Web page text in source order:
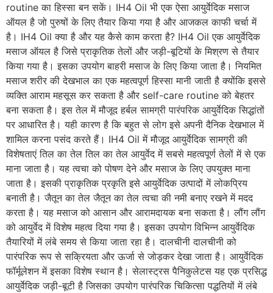
routine का हिस्सा बन सकें। IH4 Oil भी एक ऐसा आयुर्वेदिक मसाज
ऑयल है जो पुरुषों के लिए तैयार किया गया है और आजकल काफी चर्चा में
है। IH4 Oil क्या है और यह कैसे काम करता है? IH4 Oil एक आयुर्वेदिक
मसाज ऑयल है जिसे प्राकृतिक तेलों और जड़ी-बूटियों के मिश्रण से तैयार
किया गया है। इसका उपयोग बाहरी मसाज के लिए किया जाता है। नियमित
मसाज शरीर की देखभाल का एक महत्वपूर्ण हिस्सा मानी जाती है क्योंकि इससे
व्यक्ति आराम महसूस कर सकता है और self-care routine को बेहतर
बना सकता है। इस तेल में मौजूद हर्बल सामग्री पारंपरिक आयुर्वेदिक सिद्धांतों
पर आधारित है। यही कारण है कि बहुत से लोग इसे अपनी दैनिक देखभाल में
शामिल करना पसंद करते हैं। IH4 Oil में मौजूद आयुर्वेदिक सामग्री की
विशेषताएं तिल का तेल तिल का तेल आयुर्वेद में सबसे महत्वपूर्ण तेलों में से एक
माना जाता है। यह त्वचा को पोषण देने और मसाज के लिए उपयुक्त माना
जाता है। इसकी प्राकृतिक प्रकृति इसे आयुर्वेदिक उत्पादों में लोकप्रिय
बनाती है। जैतून का तेल जैतून का तेल त्वचा की नमी बनाए रखने में मदद
करता है। यह मसाज को आसान और आरामदायक बना सकता है। लौंग लौंग
को आयुर्वेद में विशेष महत्व दिया गया है। इसका उपयोग विभिन्न आयुर्वेदिक
तैयारियों में लंबे समय से किया जाता रहा है। दालचीनी दालचीनी को
पारंपरिक रूप से सक्रियता और ऊर्जा से जोड़कर देखा जाता है। आयुर्वेदिक
फॉर्मूलेशन में इसका विशेष स्थान है। सेलास्ट्रस पैनिकुलेटस यह एक प्रसिद्ध
आयुर्वेदिक जड़ी-बूटी है जिसका उपयोग पारंपरिक चिकित्सा पद्धतियों में लंबे